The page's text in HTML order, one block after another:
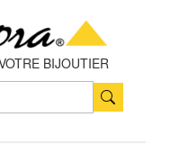
BIJOUTIER